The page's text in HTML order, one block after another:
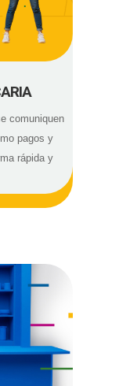
comuniquen
pagos y
rápida y